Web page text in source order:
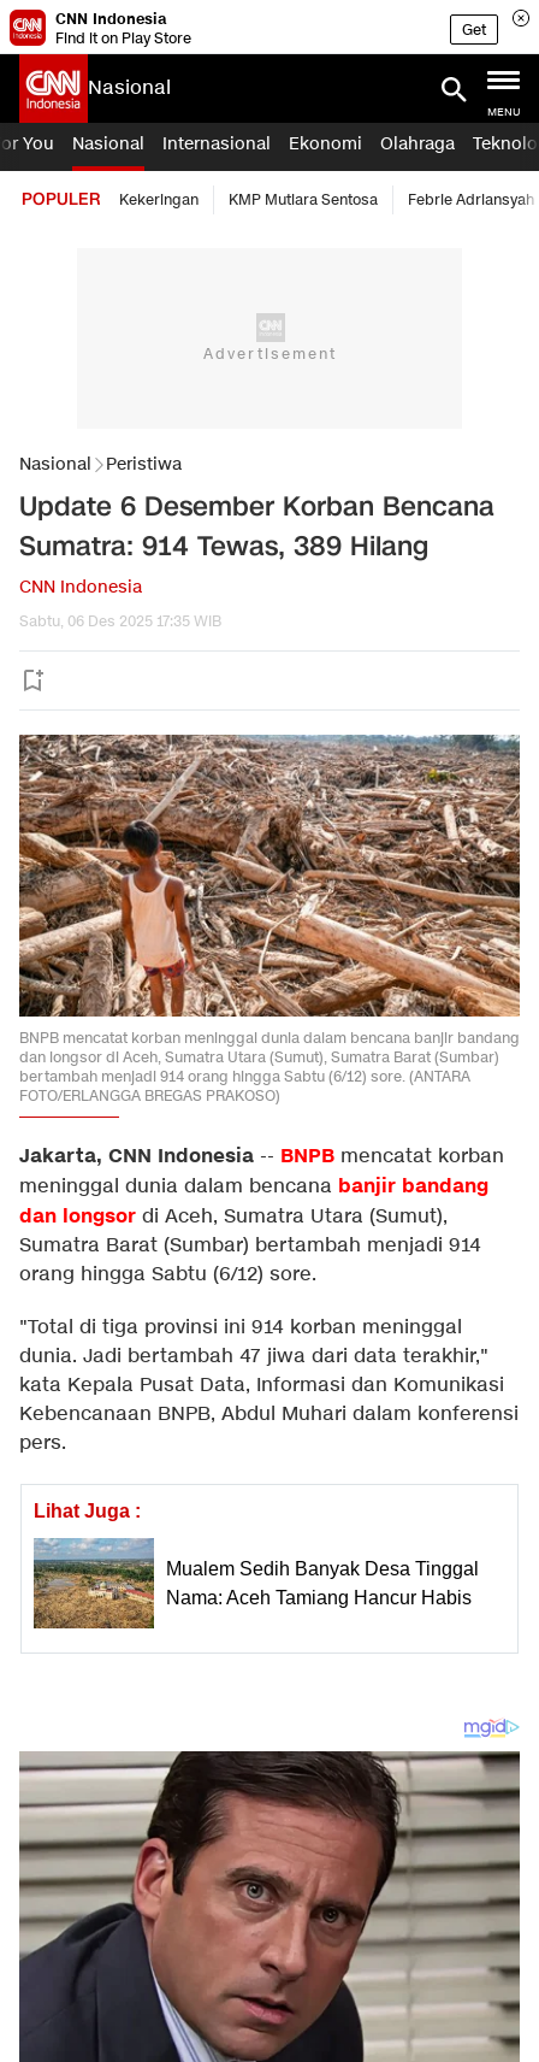
CNN Indonesia
Find it on Play Store
Get
Nasional
MENU
You Nasional Internasional Ekonomi Olahraga
POPULER Kekeringan KMP Mutiara Sentosa Febrie Adriansyah
Nasional Peristiwa
Update 6 Desember Korban Bencana
Sumatra: 914 Tewas, 389 Hilang
CNN Indonesia
Sabtu, 06 Des 2025 17:35 WIB
BNPB mencatat korban meninggal dunia dalam bencana banjir bandang
dan longsor di Aceh, Sumatra Utara (Sumut), Sumatra Barat (Sumbar)
bertambah menjadi 914 orang hingga Sabtu (6/12) sore. (ANTARA
FOTO/ERLANGGA BREGAS PRAKOSO)
Jakarta, CNN Indonesia -- BNPB mencatat korban
meninggal dunia dalam bencana banjir bandang
dan longsor di Aceh, Sumatra Utara (Sumut),
Sumatra Barat (Sumbar) bertambah menjadi 914
orang hingga Sabtu (6/12) sore.
"Total di tiga provinsi ini 914 korban meninggal
dunia. Jadi bertambah 47 jiwa dari data terakhir,"
kata Kepala Pusat Data, Informasi dan Komunikasi
Kebencanaan BNPB, Abdul Muhari dalam konferensi
pers.
Lihat Juga :
Mualem Sedih Banyak Desa Tinggal
Nama: Aceh Tamiang Hancur Habis